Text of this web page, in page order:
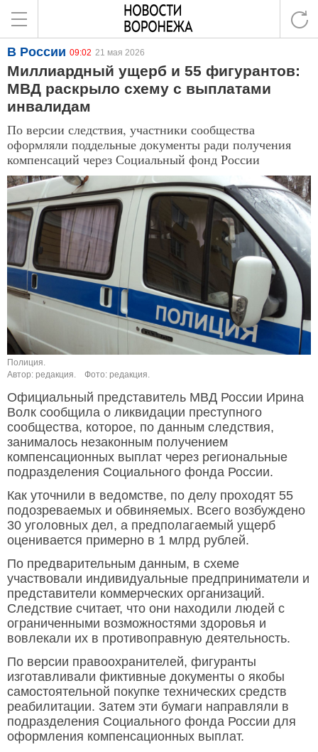
В России 09:02 21 мая 2026
Миллиардный ущерб и 55 фигурантов:
МВД раскрыло схему с выплатами
инвалидам
По версии следствия, участники сообщества
оформляли поддельные документы ради получения
компенсаций через Социальный фонд России
Полиция.
Автор: редакция.
Фото: редакция.
Официальный представитель МВД России Ирина
Волк сообщила о ликвидации преступного
сообщества, которое, по данным следствия,
занималось незаконным получением
компенсационных выплат через региональные
подразделения Социального фонда России.
Как уточнили в ведомстве, по делу проходят 55
подозреваемых и обвиняемых. Всего возбуждено
30 уголовных дел, а предполагаемый ущерб
оценивается примерно в 1 млрд рублей.
По предварительным данным, в схеме
участвовали индивидуальные предприниматели и
представители коммерческих организаций.
Следствие считает, что они находили людей с
ограниченными возможностями здоровья и
вовлекали их в противоправную деятельность.
По версии правоохранителей, фигуранты
изготавливали фиктивные документы о якобы
самостоятельной покупке технических средств
реабилитации. Затем эти бумаги направляли в
подразделения Социального фонда России для
оформления компенсационных выплат.